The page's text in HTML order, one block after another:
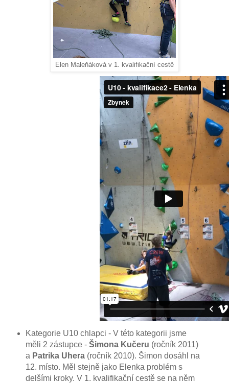
Elen Maleňáková v 1. kvalifikační cestě
Kategorie U10 chlapci - V této kategorii jsme
měli 2 zástupce - Šimona Kučeru (ročník 2011)
a Patrika Uhera(ročník 2010). Šimon dosáhl na
12. místo. Měl stejně jako Elenka problém s
delšími kroky. V 1. kvalifikační cestě se na něm